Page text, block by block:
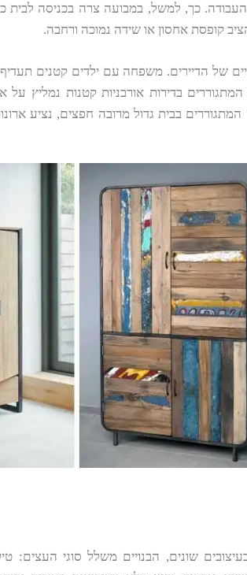
כך, למשל, במבועה צרה בכניסה לבית
קופסת אחסון או שידה נמוכה ורחבה.
של הדיירים. משפחה עם ילדים קטנים
המתגוררים בדירות אורבניות קטנות נמליץ
בבית גדול מרובה חפצים, נציע
שונים, הבנויים משלל סוגי העצים: